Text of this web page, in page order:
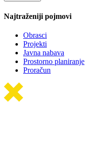
Najtraženiji pojmovi
Obrasci
Projekti
Javna nabava
Prostorno planiranje
Proračun